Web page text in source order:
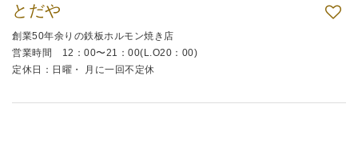
とだや
創業50年余りの鉄板ホルモン焼き店
営業時間 12：00〜21：00(L.O20：00)
定休日：日曜・ 月に一回不定休